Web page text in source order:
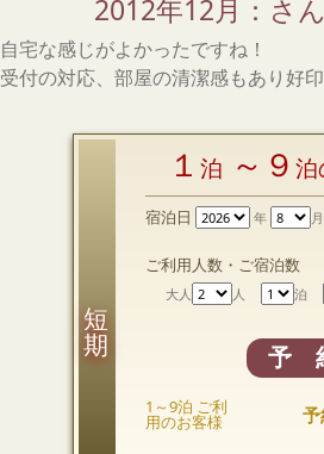
2012年12月：さ
自宅な感じがよかったですね！
受付の対応、部屋の清潔感もあり好印
１ 泊 ～９ 泊
宿泊日 年 月
ご利用人数・ご宿泊数
大人 人 泊
予
1～9泊 ご利
用のお客様